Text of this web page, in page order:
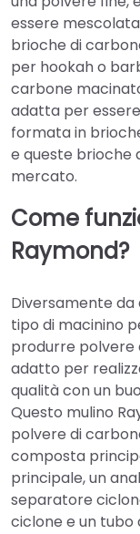
essere
brioche di
per hookah o
carbone
adatta per
formata in
e queste brioche
mercato.
Come
Raymond?
Diversamente da
tipo di macinino
produrre polvere
adatto per
qualità con un
Questo mulino
polvere di
composta
principale, un
separatore
ciclone e un tubo